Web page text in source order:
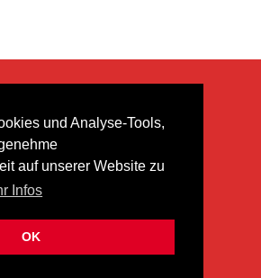
und Analyse-Tools,
auf unserer Website zu
Infos
OK
ÜBER UNS